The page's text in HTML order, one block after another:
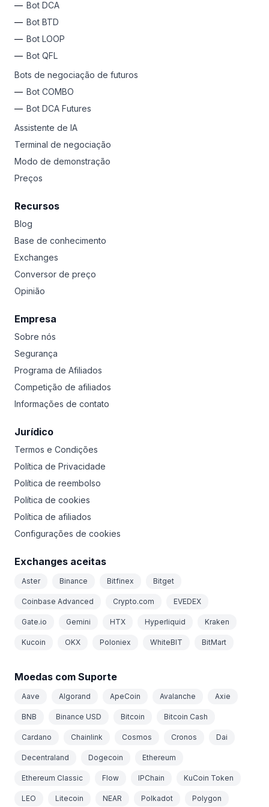
Bot DCA
Bot BTD
Bot LOOP
Bot QFL
Bots de negociação de futuros
Bot COMBO
Bot DCA Futures
Assistente de IA
Terminal de negociação
Modo de demonstração
Preços
Recursos
Blog
Base de conhecimento
Exchanges
Conversor de preço
Opinião
Empresa
Sobre nós
Segurança
Programa de Afiliados
Competição de afiliados
Informações de contato
Jurídico
Termos e Condições
Política de Privacidade
Política de reembolso
Política de cookies
Política de afiliados
Configurações de cookies
Exchanges aceitas
Aster Binance Bitfinex Bitget
Coinbase Advanced Crypto.com EVEDEX
Gate.io Gemini HTX Hyperliquid Kraken
Kucoin OKX Poloniex WhiteBIT BitMart
Moedas com Suporte
Aave Algorand ApeCoin Avalanche Axie
BNB Binance USD Bitcoin Bitcoin Cash
Cardano Chainlink Cosmos Cronos Dai
Decentraland Dogecoin Ethereum
Ethereum Classic Flow IPChain KuCoin Token
LEO Litecoin NEAR Polkadot Polygon